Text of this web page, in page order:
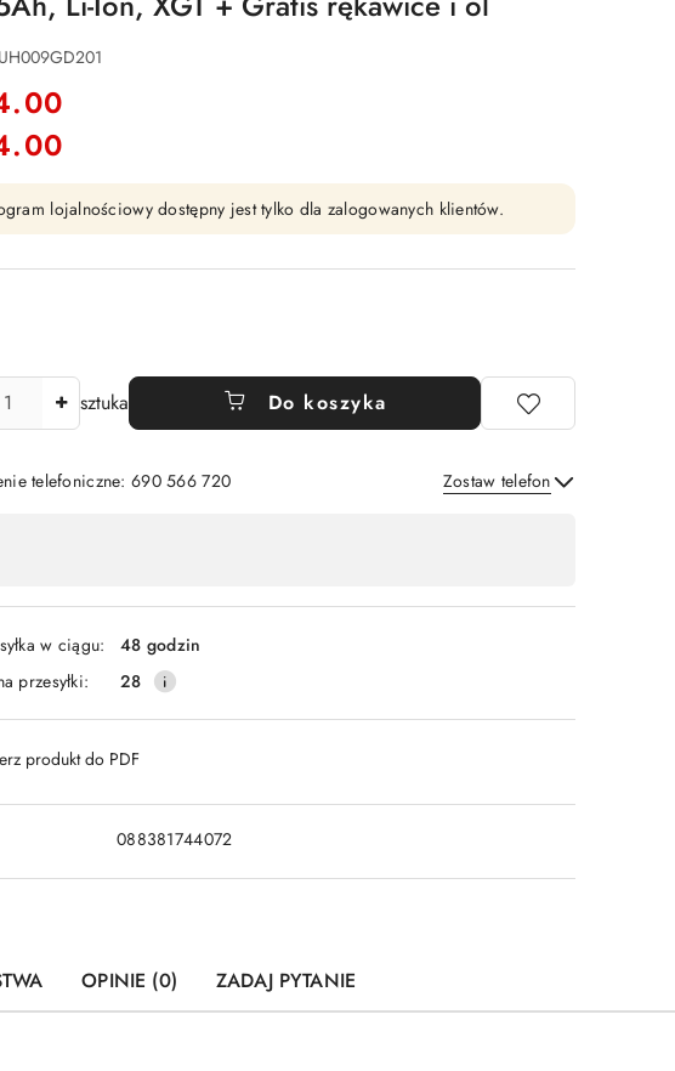
UH009GD201
lojalnościowy dostępny jest tylko dla zalogowanych klientów.
sztuka Do koszyka
telefoniczne: 690 566 720 Zostaw telefon
w ciągu:
48 godzin
przesyłki:
28
produkt do PDF
088381744072
OPINIE (0) ZADAJ PYTANIE